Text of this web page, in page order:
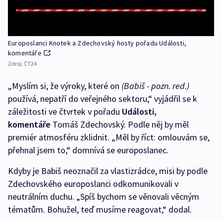
Europoslanci Knotek a Zdechovský hosty pořadu Události,
komentáře
Zdroj: ČT24
„Myslím si, že výroky, které on (Babiš - pozn. red.)
používá, nepatří do veřejného sektoru,“ vyjádřil se k
záležitosti ve čtvrtek v pořadu Události,
komentáře Tomáš Zdechovský. Podle něj by měl
premiér atmosféru zklidnit. „Měl by říct: omlouvám se,
přehnal jsem to,“ domnívá se europoslanec.
Kdyby je Babiš neoznačil za vlastizrádce, misi by podle
Zdechovského europoslanci odkomunikovali v
neutrálním duchu. „Spíš bychom se věnovali věcným
tématům. Bohužel, teď musíme reagovat,“ dodal.